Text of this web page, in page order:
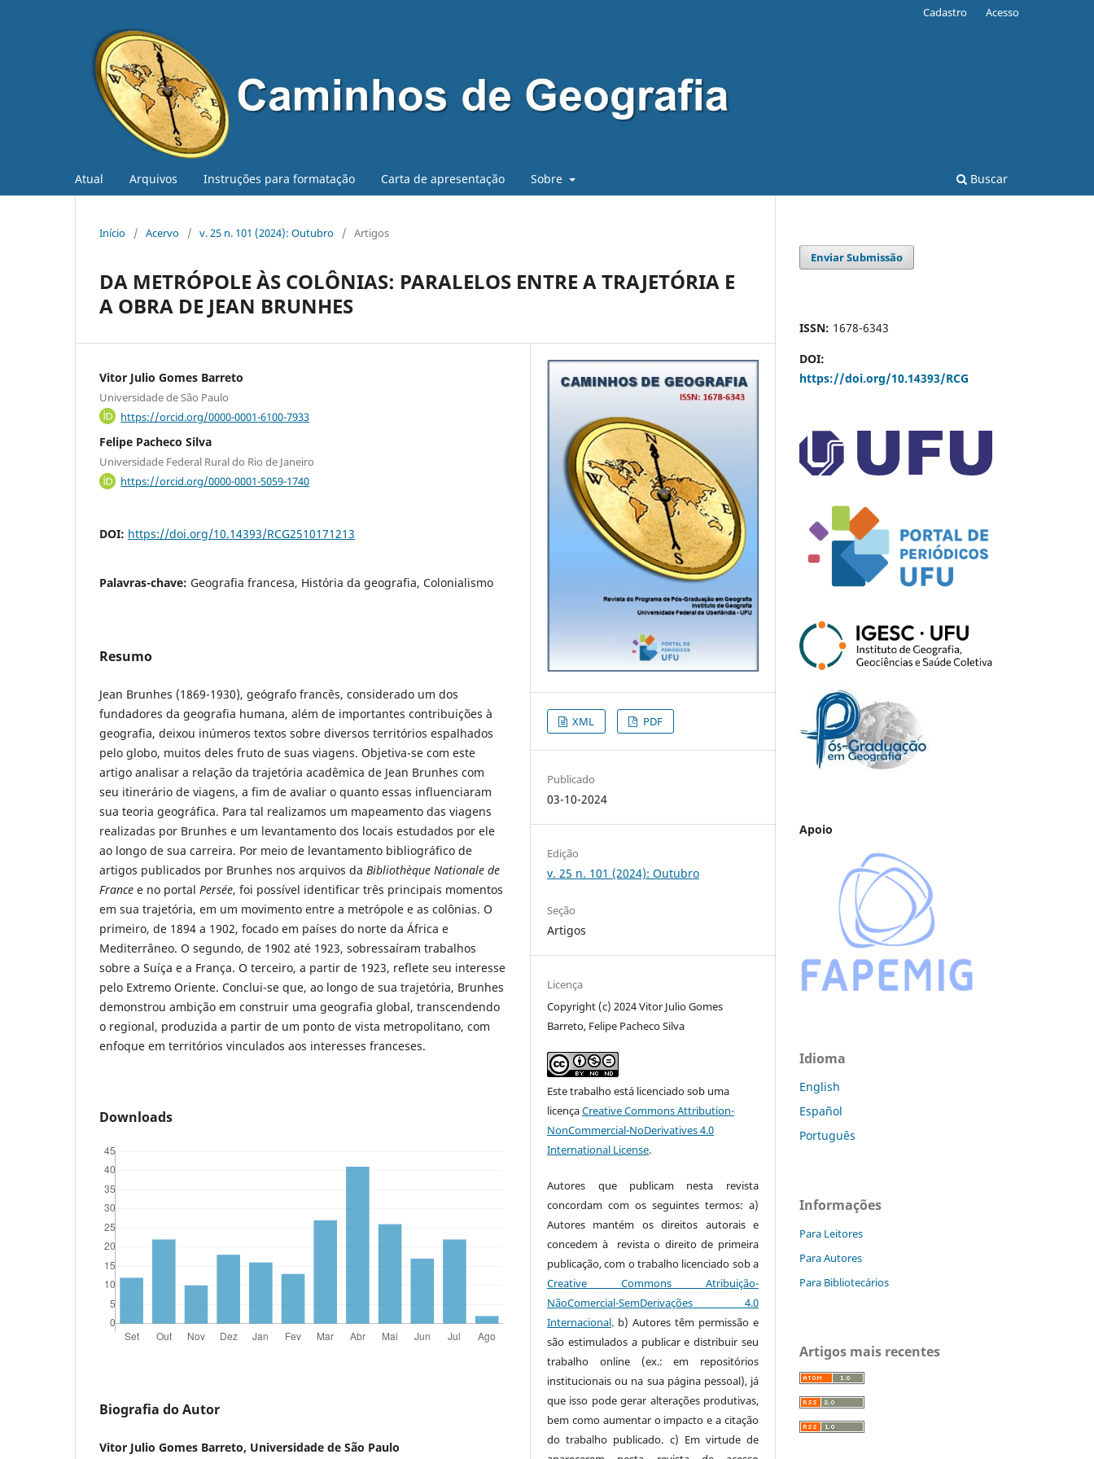
Atual Arquivos Instruções para formatação Carta de apresentação Sobre Buscar
Cadastro Acesso
Início / Acervo / v. 25 n. 101 (2024): Outubro / Artigos
DA METRÓPOLE ÀS COLÔNIAS: PARALELOS ENTRE A TRAJETÓRIA E
A OBRA DE JEAN BRUNHES
Vitor Julio Gomes Barreto
Universidade de São Paulo
https://orcid.org/0000-0001-6100-7933
Felipe Pacheco Silva
Universidade Federal Rural do Rio de Janeiro
https://orcid.org/0000-0001-5059-1740
DOI: https://doi.org/10.14393/RCG2510171213
Palavras-chave: Geografia francesa, História da geografia, Colonialismo
Resumo
Jean Brunhes (1869-1930), geógrafo francês, considerado um dos
fundadores da geografia humana, além de importantes contribuições à
geografia, deixou inúmeros textos sobre diversos territórios espalhados
pelo globo, muitos deles fruto de suas viagens. Objetiva-se com este
artigo analisar a relação da trajetória acadêmica de Jean Brunhes com
seu itinerário de viagens, a fim de avaliar o quanto essas influenciaram
sua teoria geográfica. Para tal realizamos um mapeamento das viagens
realizadas por Brunhes e um levantamento dos locais estudados por ele
ao longo de sua carreira. Por meio de levantamento bibliográfico de
artigos publicados por Brunhes nos arquivos da Bibliothèque Nationale de
France e no portal Persée, foi possível identificar três principais momentos
em sua trajetória, em um movimento entre a metrópole e as colônias. O
primeiro, de 1894 a 1902, focado em países do norte da África e
Mediterrâneo. O segundo, de 1902 até 1923, sobressaíram trabalhos
sobre a Suíça e a França. O terceiro, a partir de 1923, reflete seu interesse
pelo Extremo Oriente. Conclui-se que, ao longo de sua trajetória, Brunhes
demonstrou ambição em construir uma geografia global, transcendendo
o regional, produzida a partir de um ponto de vista metropolitano, com
enfoque em territórios vinculados aos interesses franceses.
Downloads
Biografia do Autor
Vitor Julio Gomes Barreto, Universidade de São Paulo
XML PDF
Publicado
03-10-2024
Edição
v. 25 n. 101 (2024): Outubro
Seção
Artigos
Licença
Copyright (c) 2024 Vitor Julio Gomes
Barreto, Felipe Pacheco Silva
Este trabalho está licenciado sob uma
licençaCreative Commons Attribution-
NonCommercial-NoDerivatives 4.0
International License.
Autores que publicam nesta revista
concordam com os seguintes termos: a)
Autores mantém os direitos autorais e
concedem à revista o direito de primeira
publicação, com o trabalho licenciado sob a
Creative Commons Atribuição-
NãoComercial-SemDerivações 4.0
Internacional. b) Autores têm permissão e
são estimulados a publicar e distribuir seu
trabalho online (ex.: em repositórios
institucionais ou na sua página pessoal), já
que isso pode gerar alterações produtivas,
bem como aumentar o impacto e a citação
do trabalho publicado. c) Em virtude de
Enviar Submissão
ISSN: 1678-6343
DOI:
https://doi.org/10.14393/RCG
Apoio
Idioma
English
Español
Português
Informações
Para Leitores
Para Autores
Para Bibliotecários
Artigos mais recentes